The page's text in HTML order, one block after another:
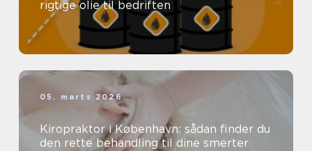
rigtige olie til bedriften
05. marts 2026
Kiropraktor i København: sådan finder du
den rette behandling til dine smerter